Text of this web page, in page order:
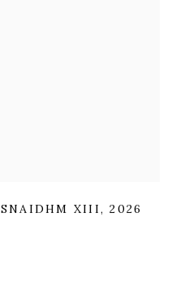
SNAIDHM XIII,2026